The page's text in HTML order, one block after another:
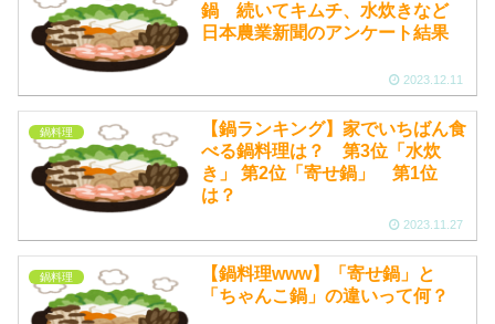
鍋 続いてキムチ、水炊きなど
日本農業新聞のアンケート結果
2023.12.11
鍋料理
【鍋ランキング】家でいちばん食
べる鍋料理は？ 第3位「水炊
き」 第2位「寄せ鍋」 第1位
は？
2023.11.27
鍋料理
【鍋料理www】「寄せ鍋」と
「ちゃんこ鍋」の違いって何？